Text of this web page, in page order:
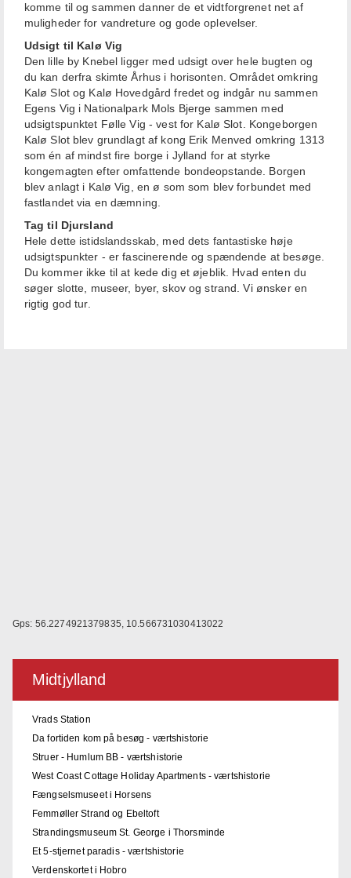
komme til og sammen danner de et vidtforgrenet net af
muligheder for vandreture og gode oplevelser.
Udsigt til Kalø Vig
Den lille by Knebel ligger med udsigt over hele bugten og
du kan derfra skimte Århus i horisonten. Området omkring
Kalø Slot og Kalø Hovedgård fredet og indgår nu sammen
Egens Vig i Nationalpark Mols Bjerge sammen med
udsigtspunktet Følle Vig - vest for Kalø Slot. Kongeborgen
Kalø Slot blev grundlagt af kong Erik Menved omkring 1313
som én af mindst fire borge i Jylland for at styrke
kongemagten efter omfattende bondeopstande. Borgen
blev anlagt i Kalø Vig, en ø som som blev forbundet med
fastlandet via en dæmning.
Tag til Djursland
Hele dette istidslandsskab, med dets fantastiske høje
udsigtspunkter - er fascinerende og spændende at besøge.
Du kommer ikke til at kede dig et øjeblik. Hvad enten du
søger slotte, museer, byer, skov og strand. Vi ønsker en
rigtig god tur.
Gps: 56.2274921379835, 10.566731030413022
Midtjylland
Vrads Station
Da fortiden kom på besøg - værtshistorie
Struer - Humlum BB - værtshistorie
West Coast Cottage Holiday Apartments - værtshistorie
Fængselsmuseet i Horsens
Femmøller Strand og Ebeltoft
Strandingsmuseum St. George i Thorsminde
Et 5-stjernet paradis - værtshistorie
Verdenskortet i Hobro